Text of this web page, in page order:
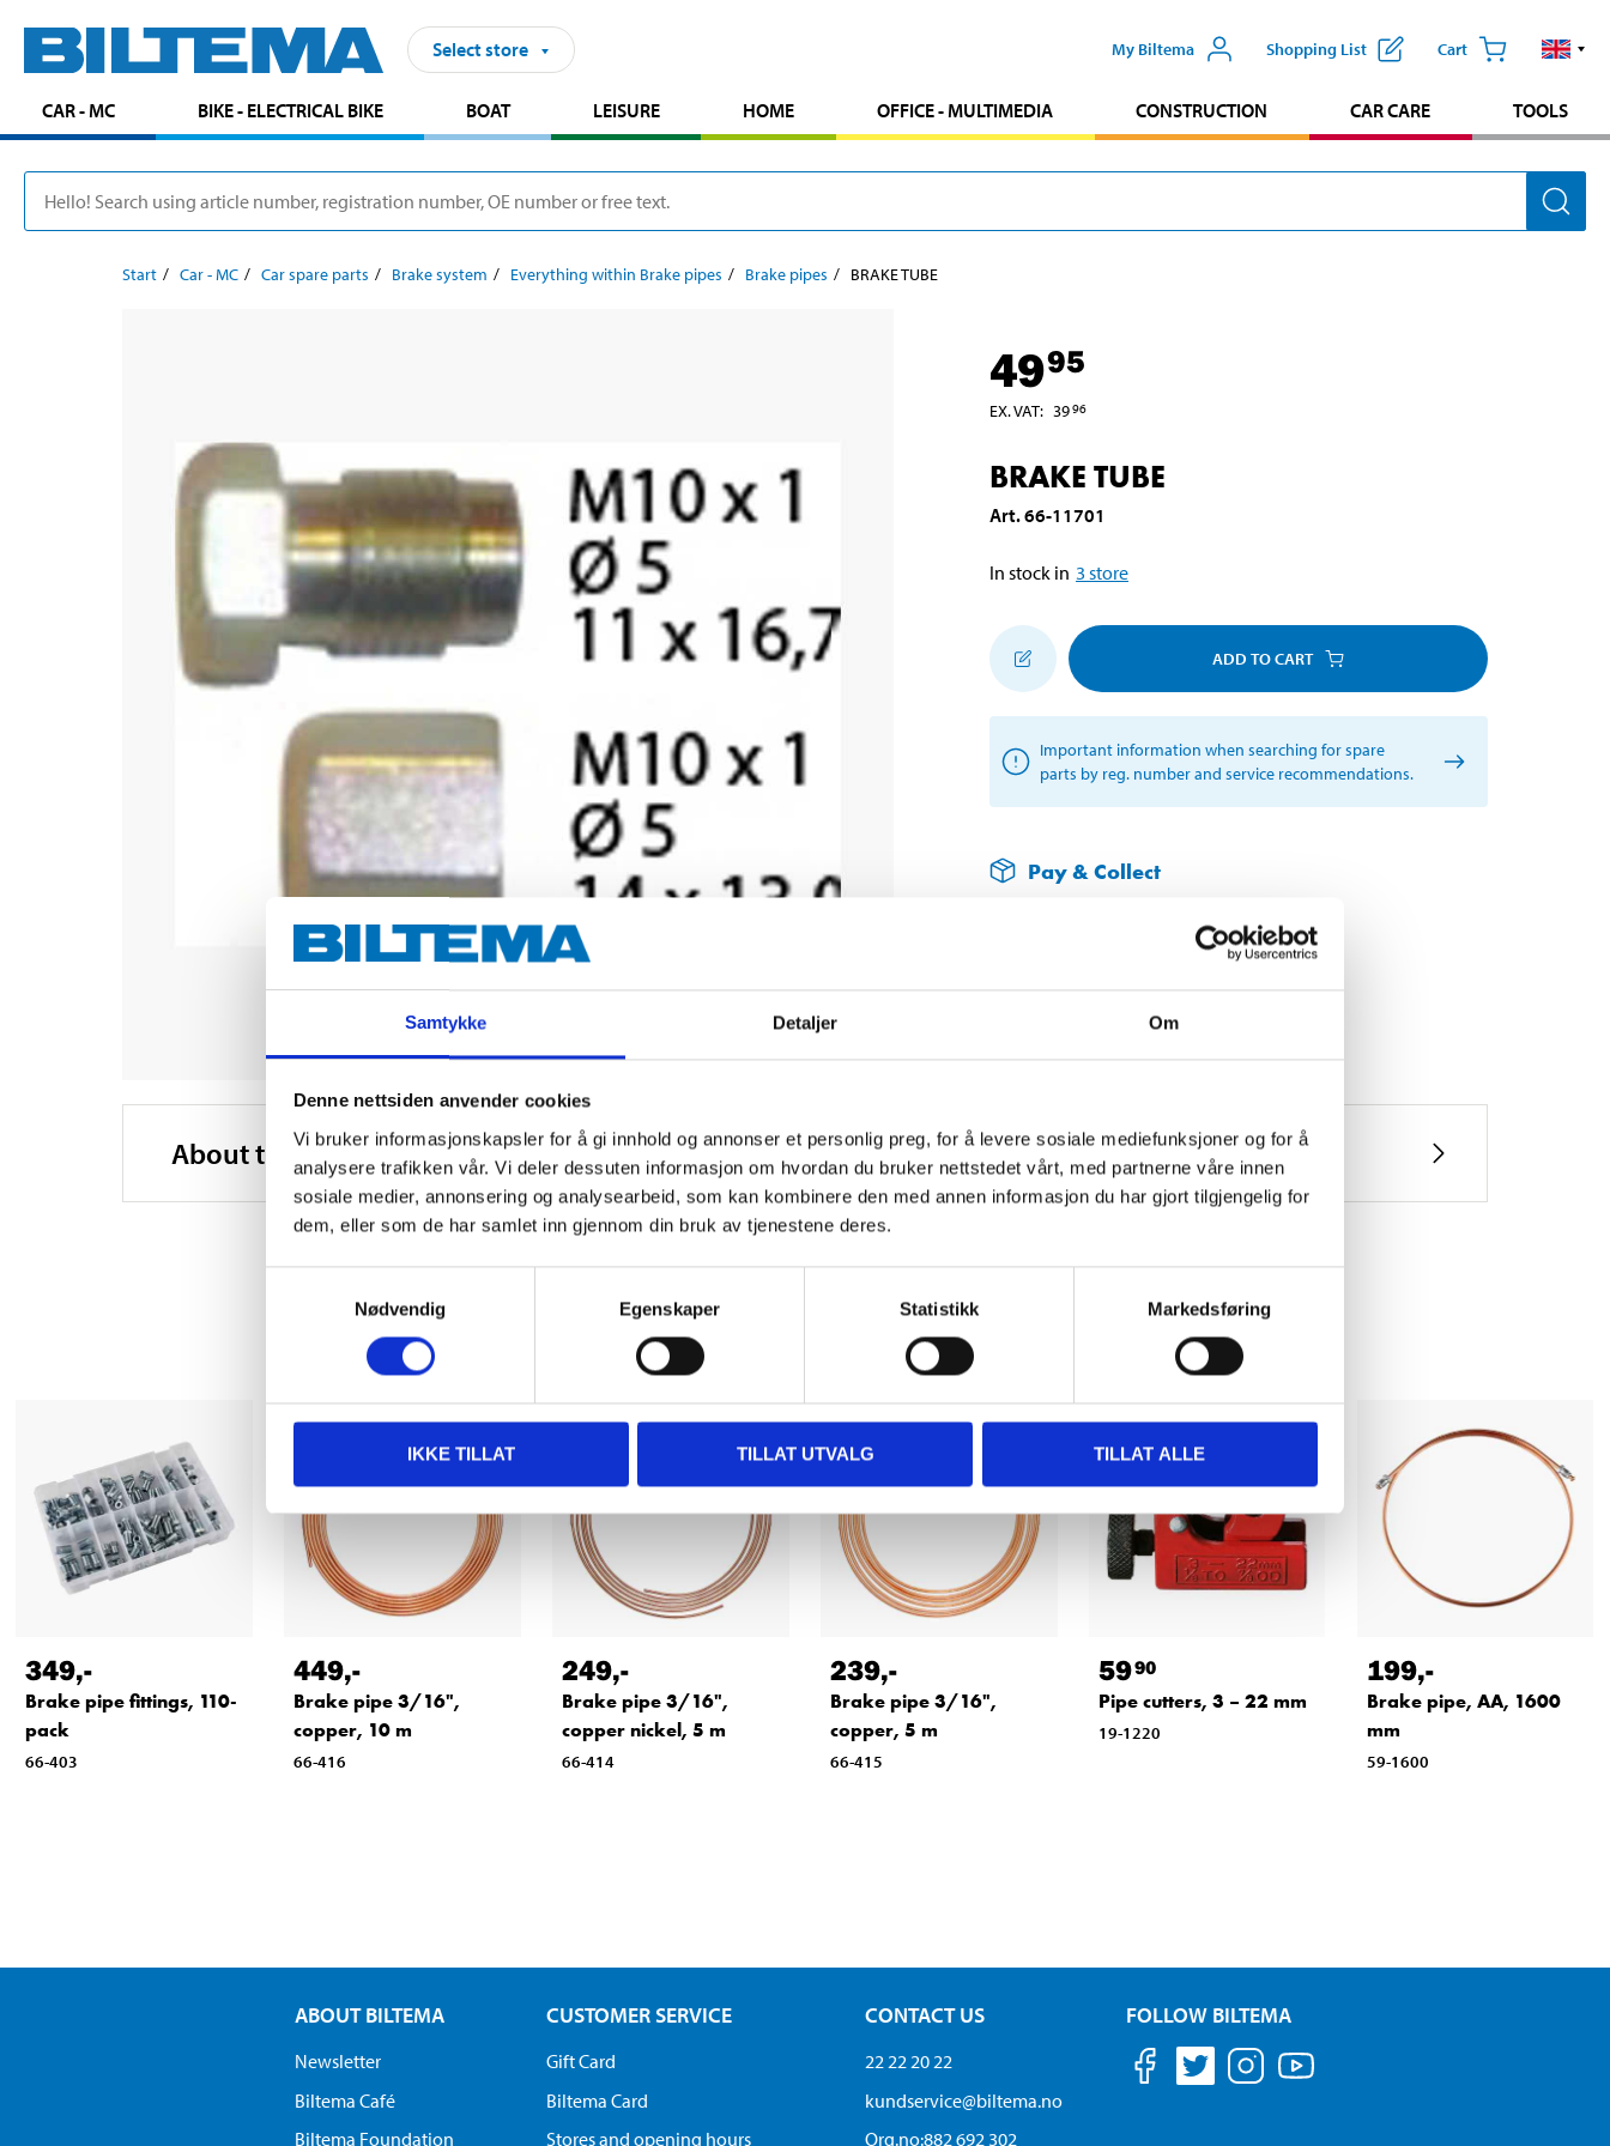
Samtykke Detaljer Om
Denne nettsiden anvender cookies
Vi bruker informasjonskapsler for å gi innhold og annonser et personlig preg, for å levere sosiale mediefunksjoner og for å
analysere trafikken vår. Vi deler dessuten informasjon om hvordan du bruker nettstedet vårt, med partnerne våre innen
sosiale medier, annonsering og analysearbeid, som kan kombinere den med annen informasjon du har gjort tilgjengelig for
dem, eller som de har samlet inn gjennom din bruk av tjenestene deres.
Nødvendig
Egenskaper Statistikk Markedsføring
IKKE TILLAT TILLAT UTVALG TILLAT ALLE
Select store My Biltema Shopping List Cart
CAR - MC BIKE - ELECTRICAL BIKE BOAT LEISURE HOME OFFICE - MULTIMEDIA CONSTRUCTION CAR CARE TOOLS
Start Car - MC Car spare parts Brake system Everything within Brake pipes Brake pipes BRAKE TUBE
4995
EX. VAT: 3996
BRAKE TUBE
Art.66-11701
In stock in 3 store
ADD TO CART
Important information when searching for spare
parts by reg. number and service recommendations.
Pay & Collect
About the manufacturer
Related products
349,-
Brake pipe fittings, 110-
pack
66-403
449,-
Brake pipe 3/16",
copper, 10 m
66-416
249,-
Brake pipe 3/16",
copper nickel, 5 m
66-414
239,-
Brake pipe 3/16",
copper, 5 m
66-415
5990
Pipe cutters, 3 – 22 mm
19-1220
199,-
Brake pipe, AA, 1600
mm
59-1600
ABOUT BILTEMA
Newsletter
Biltema Café
Biltema Foundation
CUSTOMER SERVICE
Gift Card
Biltema Card
Stores and opening hours
CONTACT US
22 22 20 22
kundservice@biltema.no
Org.no:882 692 302
FOLLOW BILTEMA